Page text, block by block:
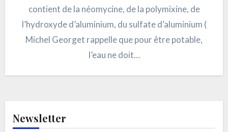
contient de la néomycine, de la polymixine, de
l’hydroxyde d’aluminium, du sulfate d’aluminium (
Michel Georget rappelle que pour être potable,
l’eau ne doit…
Newsletter